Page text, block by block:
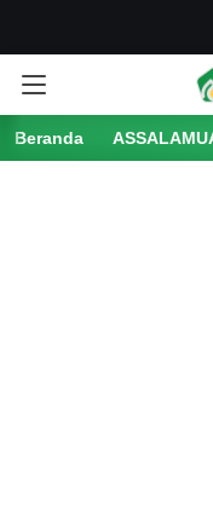
Beranda